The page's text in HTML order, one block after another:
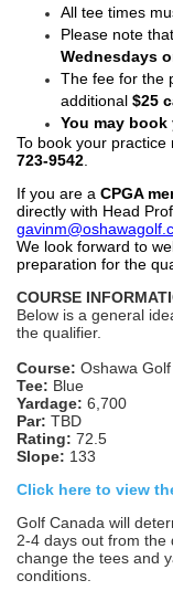
All tee times
Please note that
Wednesdays
The fee for the
additional $25
You may
To book your
723-9542
If you are a CPGA
directly with Head
We look forward to
preparation for the
COURSE
Below is a general
the qualifier.
Course: Oshawa
Tee: Blue
Yardage: 6,700
Par: TBD
Rating: 72.5
Slope: 133
Click here to view
Golf Canada will
2-4 days out from
change the tees and
conditions.